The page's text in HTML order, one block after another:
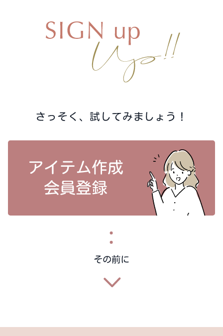
さっそく、試してみましょう！
アイテム作成
会員登録
その前に